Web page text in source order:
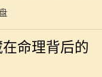
命理背后的